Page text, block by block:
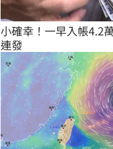
小確幸！一早入帳4.2
連發